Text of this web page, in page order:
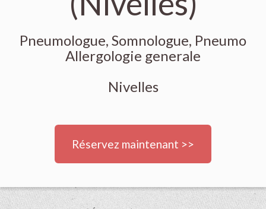
Pneumologue, Somnologue, Pneumo
Allergologie generale
Nivelles
Réservez maintenant >>